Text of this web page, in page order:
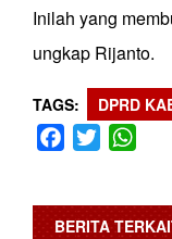
Inilah yang
ungkap Rijanto.
TAGS DPRD
Facebook
Twitter
BERITA